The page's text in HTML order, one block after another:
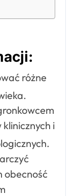
różne
.
i
.
obecność